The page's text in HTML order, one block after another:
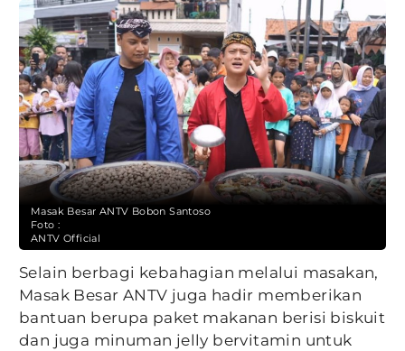
Masak Besar ANTV Bobon Santoso
Foto :
ANTV Official
Selain berbagi kebahagian melalui masakan,
Masak Besar ANTV juga hadir memberikan
bantuan berupa paket makanan berisi biskuit
dan juga minuman jelly bervitamin untuk